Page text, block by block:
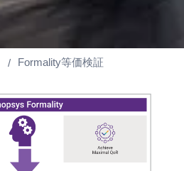
Formality等価検証